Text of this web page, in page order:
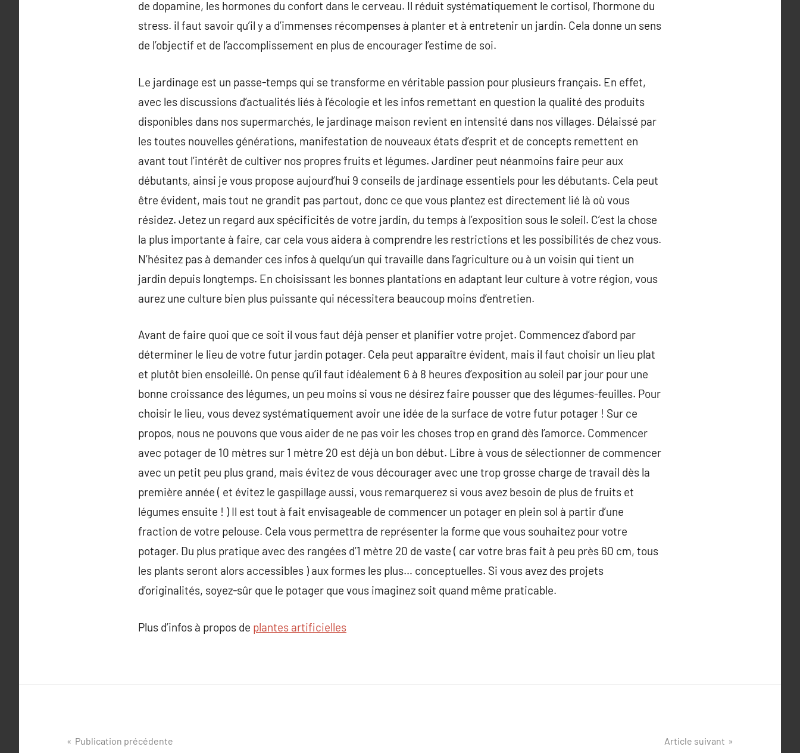
de dopamine, les hormones du confort dans le cerveau. Il réduit systématiquement le cortisol, l’hormone du
stress. il faut savoir qu’il y a d’immenses récompenses à planter et à entretenir un jardin. Cela donne un sens
de l’objectif et de l’accomplissement en plus de encourager l’estime de soi.
Le jardinage est un passe-temps qui se transforme en véritable passion pour plusieurs français. En effet,
avec les discussions d’actualités liés à l’écologie et les infos remettant en question la qualité des produits
disponibles dans nos supermarchés, le jardinage maison revient en intensité dans nos villages. Délaissé par
les toutes nouvelles générations, manifestation de nouveaux états d’esprit et de concepts remettent en
avant tout l’intérêt de cultiver nos propres fruits et légumes. Jardiner peut néanmoins faire peur aux
débutants, ainsi je vous propose aujourd’hui 9 conseils de jardinage essentiels pour les débutants. Cela peut
être évident, mais tout ne grandit pas partout, donc ce que vous plantez est directement lié là où vous
résidez. Jetez un regard aux spécificités de votre jardin, du temps à l’exposition sous le soleil. C’est la chose
la plus importante à faire, car cela vous aidera à comprendre les restrictions et les possibilités de chez vous.
N’hésitez pas à demander ces infos à quelqu’un qui travaille dans l’agriculture ou à un voisin qui tient un
jardin depuis longtemps. En choisissant les bonnes plantations en adaptant leur culture à votre région, vous
aurez une culture bien plus puissante qui nécessitera beaucoup moins d’entretien.
Avant de faire quoi que ce soit il vous faut déjà penser et planifier votre projet. Commencez d’abord par
déterminer le lieu de votre futur jardin potager. Cela peut apparaître évident, mais il faut choisir un lieu plat
et plutôt bien ensoleillé. On pense qu’il faut idéalement 6 à 8 heures d’exposition au soleil par jour pour une
bonne croissance des légumes, un peu moins si vous ne désirez faire pousser que des légumes-feuilles. Pour
choisir le lieu, vous devez systématiquement avoir une idée de la surface de votre futur potager ! Sur ce
propos, nous ne pouvons que vous aider de ne pas voir les choses trop en grand dès l’amorce. Commencer
avec potager de 10 mètres sur 1 mètre 20 est déjà un bon début. Libre à vous de sélectionner de commencer
avec un petit peu plus grand, mais évitez de vous décourager avec une trop grosse charge de travail dès la
première année ( et évitez le gaspillage aussi, vous remarquerez si vous avez besoin de plus de fruits et
légumes ensuite ! ) Il est tout à fait envisageable de commencer un potager en plein sol à partir d’une
fraction de votre pelouse. Cela vous permettra de représenter la forme que vous souhaitez pour votre
potager. Du plus pratique avec des rangées d’1 mètre 20 de vaste ( car votre bras fait à peu près 60 cm, tous
les plants seront alors accessibles ) aux formes les plus… conceptuelles. Si vous avez des projets
d’originalités, soyez-sûr que le potager que vous imaginez soit quand même praticable.
Plus d’infos à propos de plantes artificielles
Navigation
Publication précédente Article suivant